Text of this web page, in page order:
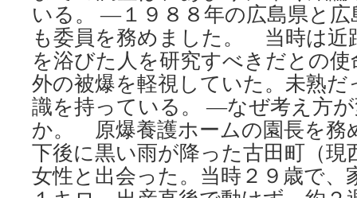
いる。 ―１９８８年の広島県と
も委員を務めました。 当時は近
を浴びた人を研究すべきだとの
外の被爆を軽視していた。未熟
識を持っている。 ―なぜ考え方
か。 原爆養護ホームの園長を務
下後に黒い雨が降った古田町（現
女性と出会った。当時２９歳で、